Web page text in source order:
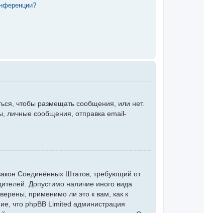
чтобы размещать сообщения, или нет.
личные сообщения, отправка email-
Соединённых Штатов, требующий от
Допустимо наличие иного вида
применимо ли это к вам, как к
что phpBB Limited администрация